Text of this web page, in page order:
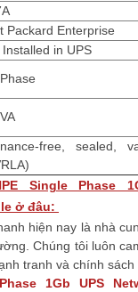
Packard Enterprise
in UPS
free, sealed,
Single Phase
ở đâu:
hiện nay là nhà
Chúng tôi luôn
tranh và chính
1Gb UPS